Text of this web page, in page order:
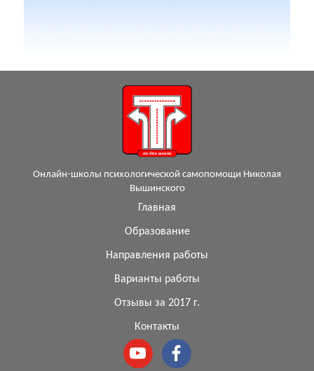
Онлайн-школы психологической самопомощи Николая
Вышинского
Главная
Образование
Направления работы
Варианты работы
Отзывы за 2017 г.
Контакты